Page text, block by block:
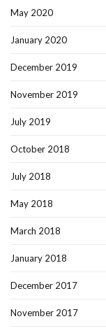
May 2020
January 2020
December 2019
November 2019
July 2019
October 2018
July 2018
May 2018
March 2018
January 2018
December 2017
November 2017